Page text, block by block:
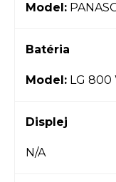
Model:
Batéria
Model: LG 800
Displej
N/A